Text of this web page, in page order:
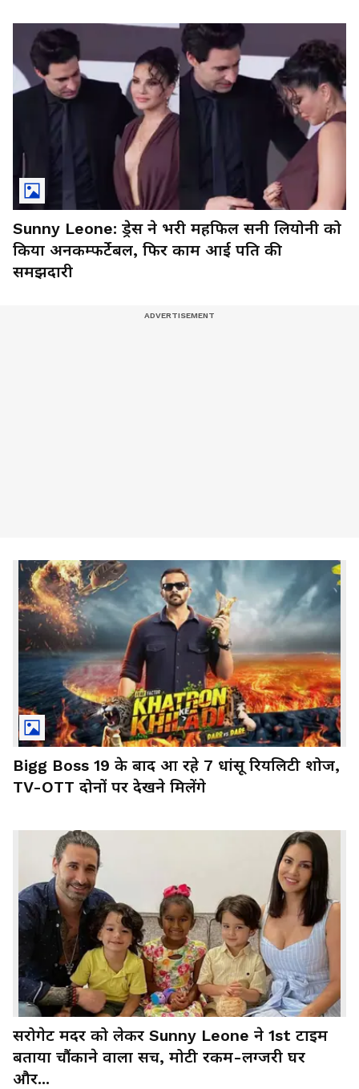
Sunny Leone: ड्रेस ने भरी महफिल सनी लियोनी को
किया अनकम्फर्टेबल, फिर काम आई पति की
समझदारी
Bigg Boss 19 के बाद आ रहे 7 धांसू रियलिटी शोज,
TV-OTT दोनों पर देखने मिलेंगे
सरोगेट मदर को लेकर Sunny Leone ने 1st टाइम
बताया चौंकाने वाला सच, मोटी रकम-लग्जरी घर
और...